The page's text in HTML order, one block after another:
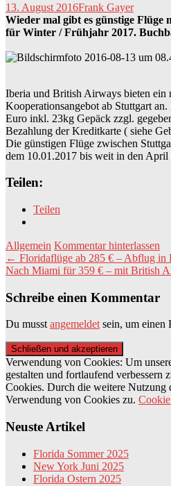
13. August 2016Frank Gayer
Wieder mal gibt es günstige Flüge
für Winter / Frühjahr 2017.
Iberia und British Airways bieten ein
Kooperationsangebot ab Stuttgart
Euro inkl. 23kg Gepäck zzgl.
Bezahlung der Kreditkarte ( siehe
Die günstigen Flüge zwischen
dem 10.01.2017 bis weit in den April
Teilen:
Teilen
Allgemein Kommentar hinterlassen
Beitragsnavigation
← Floridaflüge ab 285 € – Abflug in
Nach Miami für 359 € – mit British
Schreibe einen Kommentar
Du musstangemeldetsein, um einen
Verwendung von Cookies: Um
gestalten und fortlaufend verbessern
Cookies. Durch die weitere Nutzung
Verwendung von Cookies zu.
Neuste Artikel
Florida Sommer 2025
New York Juni 2025
Florida Ostern 2025